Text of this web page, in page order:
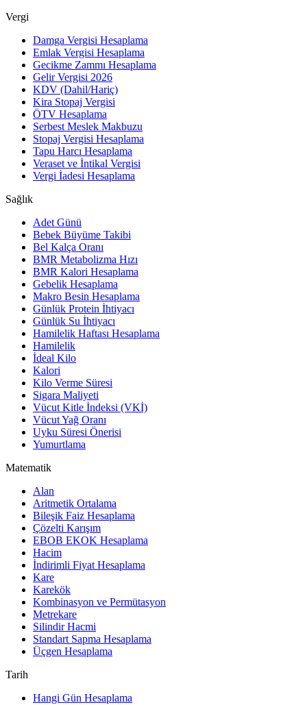
Vergi
Damga Vergisi Hesaplama
Emlak Vergisi Hesaplama
Gecikme Zammı Hesaplama
Gelir Vergisi 2026
KDV (Dahil/Hariç)
Kira Stopaj Vergisi
ÖTV Hesaplama
Serbest Meslek Makbuzu
Stopaj Vergisi Hesaplama
Tapu Harcı Hesaplama
Veraset ve İntikal Vergisi
Vergi İadesi Hesaplama
Sağlık
Adet Günü
Bebek Büyüme Takibi
Bel Kalça Oranı
BMR Metabolizma Hızı
BMR Kalori Hesaplama
Gebelik Hesaplama
Makro Besin Hesaplama
Günlük Protein İhtiyacı
Günlük Su İhtiyacı
Hamilelik Haftası Hesaplama
Hamilelik
İdeal Kilo
Kalori
Kilo Verme Süresi
Sigara Maliyeti
Vücut Kitle İndeksi (VKİ)
Vücut Yağ Oranı
Uyku Süresi Önerisi
Yumurtlama
Matematik
Alan
Aritmetik Ortalama
Bileşik Faiz Hesaplama
Çözelti Karışım
EBOB EKOK Hesaplama
Hacim
İndirimli Fiyat Hesaplama
Kare
Karekök
Kombinasyon ve Permütasyon
Metrekare
Silindir Hacmi
Standart Sapma Hesaplama
Üçgen Hesaplama
Tarih
Hangi Gün Hesaplama